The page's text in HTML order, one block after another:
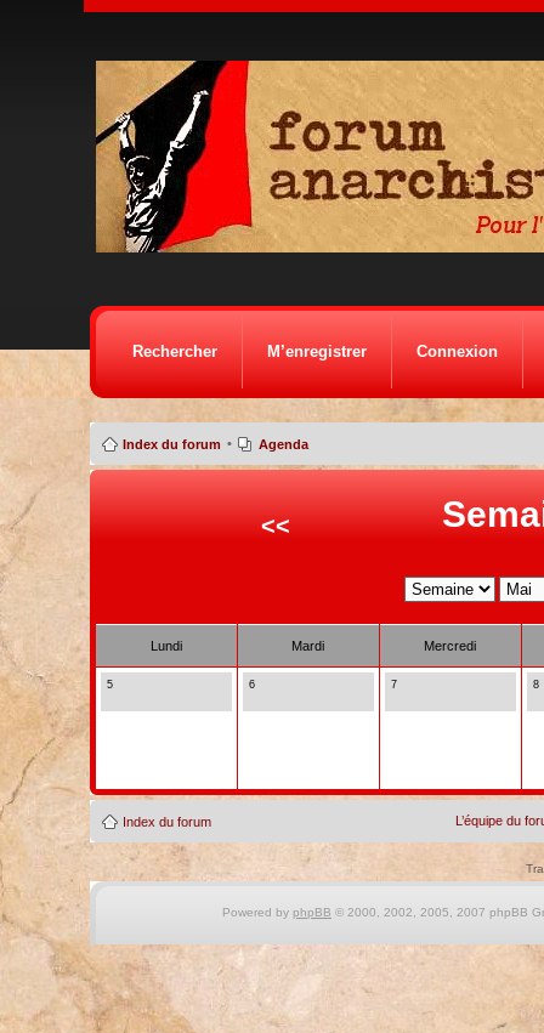
Rechercher M’enregistrer Connexion
Index du forum • Agenda
<<
Lundi Mardi Mercredi
5 6 7 8
Index du forum L’équipe du
Powered by phpBB © 2000, 2002, 2005, 2007 phpBB